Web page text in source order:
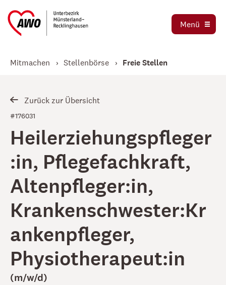
Menü
Organigramm
Betriebsrat
Kooperationen und Kooperationspartner
Ausbildung und Praktika
Jetzt spenden
Mitmachen Stellenbörse Freie Stellen
Zurück zur Übersicht
#176031
Heilerziehungspfleger
:in, Pflegefachkraft,
Altenpfleger:in,
Krankenschwester:Kr
ankenpfleger,
Physiotherapeut:in
(m/w/d)